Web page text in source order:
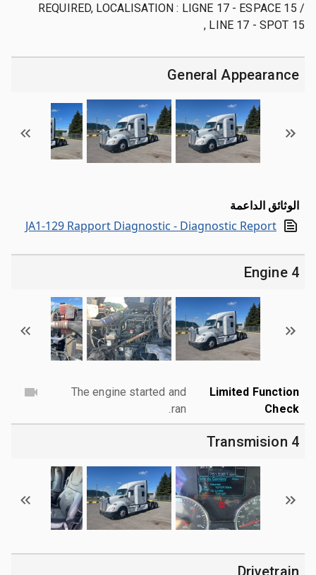
REQUIRED, LOCALISATION : LIGNE 17 - ESPACE 15 /
LINE 17 - SPOT 15 ,
General Appearance
الوثائق الداعمة
JA1-129 Rapport Diagnostic - Diagnostic Report
4 Engine
Limited Function
Check
The engine started and
ran.
4 Transmision
Drivetrain